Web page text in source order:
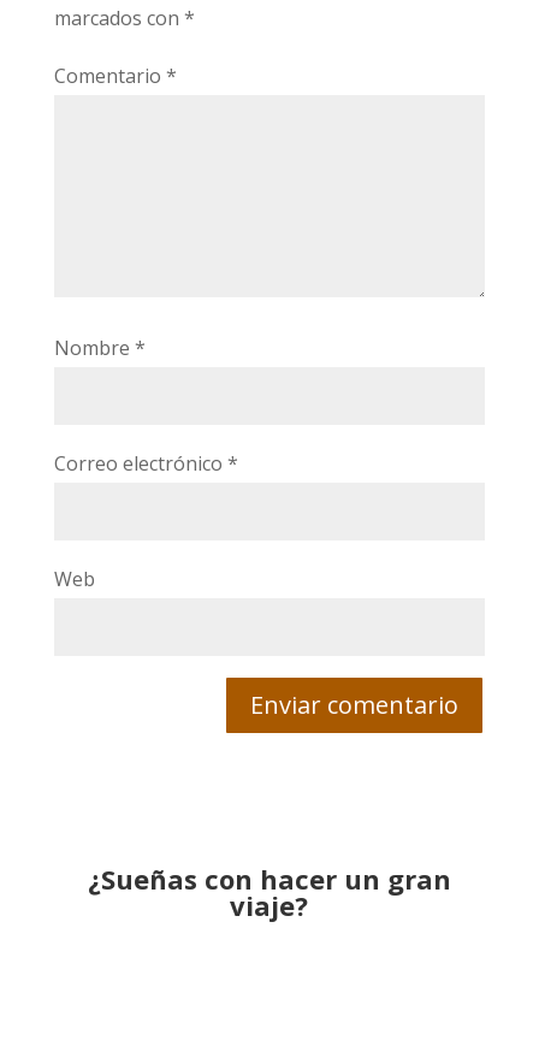
marcados con *
Comentario *
Nombre *
Correo electrónico *
Web
¿Sueñas con hacer un gran
viaje?